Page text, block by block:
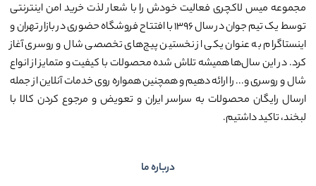
مجموعه میس لاکچری فعالیت خودش را با شعار لذت خرید امن اینترنتی
توسط یک تیم جوان در سال ۱۳۹۶ با افتتاح فروشگاه حضوری در بازار تهران و
اینستاگرام به عنوان یکی از نخستین پیج‌های تخصصی شال و روسری آغاز
کرد. در این سال‌ها همیشه تلاش شده محصولات با کیفیت و متمایز از انواع
شال و روسری و... را ارائه دهیم و همچنین همواره روی خدمات آنلاین از جمله
ارسال رایگان محصولات به سراسر ایران و تعویض و مرجوع کردن کالا با
لبخند، تاکید داشتیم.
درباره ما